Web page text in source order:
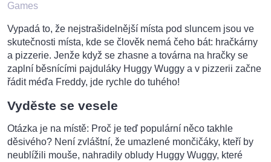
Games
Vypadá to, že nejstrašidelnější místa pod sluncem jsou ve
skutečnosti místa, kde se člověk nemá čeho bát: hračkárny
a pizzerie. Jenže když se zhasne a továrna na hračky se
zaplní běsnícími pajduláky Huggy Wuggy a v pizzerii začne
řádit méďa Freddy, jde rychle do tuhého!
Vyděste se vesele
Otázka je na místě: Proč je teď populární něco takhle
děsivého? Není zvláštní, že umazlené mončičáky, kteří by
neublížili mouše, nahradily obludy Huggy Wuggy, které